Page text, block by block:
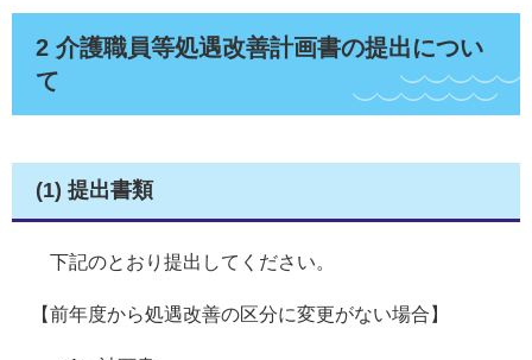
2 介護職員等処遇改善計画書の提出につい
て
(1) 提出書類
下記のとおり提出してください。
【前年度から処遇改善の区分に変更がない場合】